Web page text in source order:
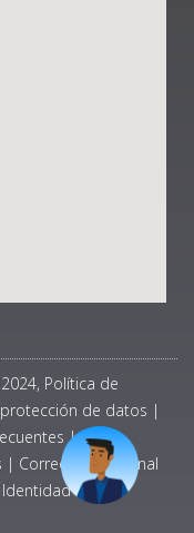
Política de
de datos |
|
| Correo Institucional
Visual